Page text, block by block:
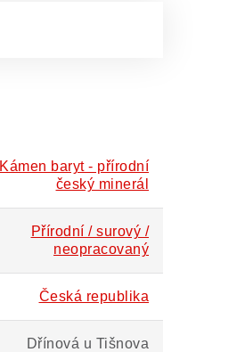
Kámen baryt - přírodní
český minerál
Přírodní / surový /
neopracovaný
Česká republika
Dřínová u Tišnova